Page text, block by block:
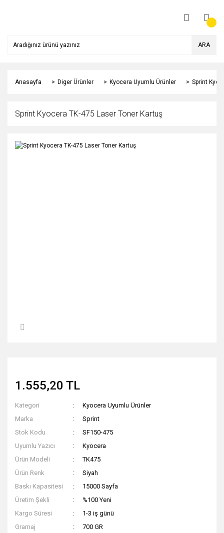
ARA
Anasayfa Diger Ürünler Kyocera Uyumlu Ürünler Sprint
Sprint Kyocera TK-475 Laser Toner Kartuş
1.555,20 TL
Kategori
Kyocera Uyumlu Ürünler
Marka
Sprint
Stok Kodu
SF150-475
Uyumlu Yazıcı
Kyocera
Ürün Modeli
TK475
Ürün Renk
Siyah
Baskı Kapasitesi
15000 Sayfa
Üretim Şekli
%100 Yeni
Kargo Süresi
1-3 iş günü
Gramaj
700 GR